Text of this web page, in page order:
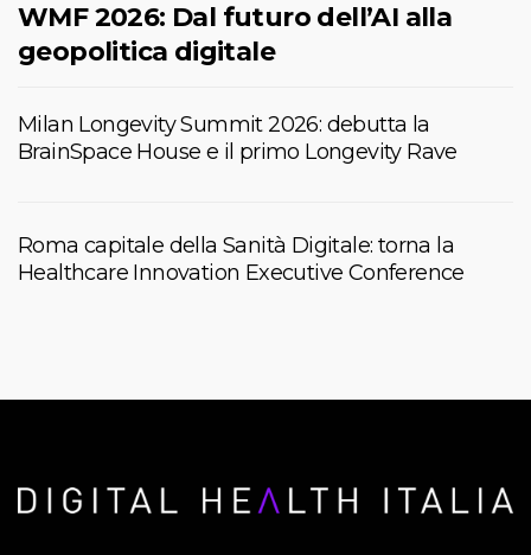
WMF 2026: Dal futuro dell’AI alla
geopolitica digitale
Milan Longevity Summit 2026: debutta la
BrainSpace House e il primo Longevity Rave
Roma capitale della Sanità Digitale: torna la
Healthcare Innovation Executive Conference